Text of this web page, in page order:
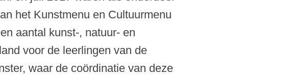
het Kunstmenu en Cultuurmenu
aantal kunst-, natuur- en
voor de leerlingen van de
waar de coördinatie van deze